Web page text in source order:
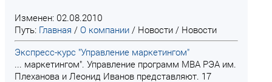
Изменен: 02.08.2010
Путь: Главная / О компании / Новости / Новости
Экспресс-курс "Управление маркетингом"
... маркетингом". Управление программ МВА РЭА им.
Плеханова и Леонид Иванов представляют. 17